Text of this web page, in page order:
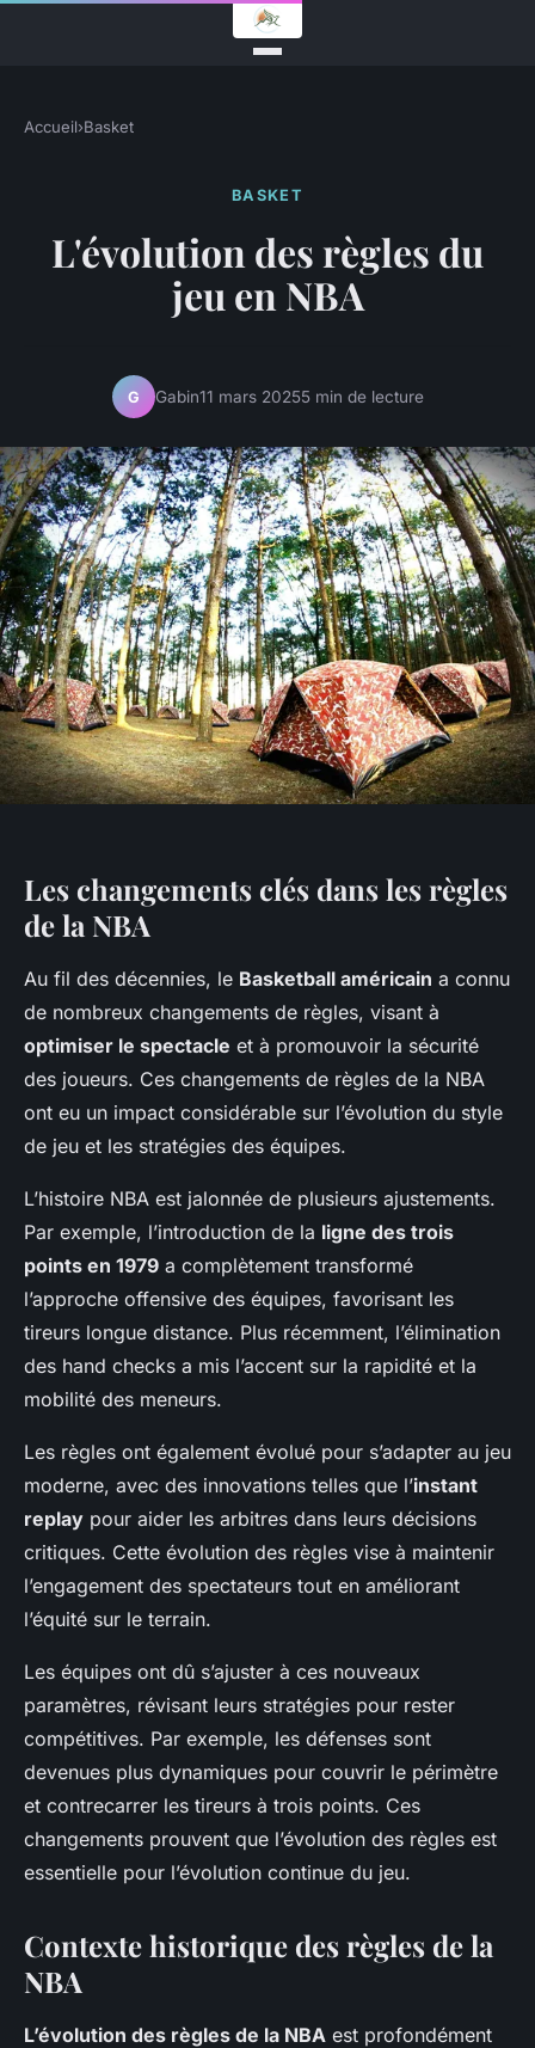
Accueil›Basket
BASKET
L'évolution des règles du
jeu en NBA
G Gabin11 mars 20255 min de lecture
Les changements clés dans les règles
de la NBA
Au fil des décennies, le Basketball américain a connu
de nombreux changements de règles, visant à
optimiser le spectacle et à promouvoir la sécurité
des joueurs. Ces changements de règles de la NBA
ont eu un impact considérable sur l’évolution du style
de jeu et les stratégies des équipes.
L’histoire NBA est jalonnée de plusieurs ajustements.
Par exemple, l’introduction de la ligne des trois
points en 1979 a complètement transformé
l’approche offensive des équipes, favorisant les
tireurs longue distance. Plus récemment, l’élimination
des hand checks a mis l’accent sur la rapidité et la
mobilité des meneurs.
Les règles ont également évolué pour s’adapter au jeu
moderne, avec des innovations telles que l’instant
replay pour aider les arbitres dans leurs décisions
critiques. Cette évolution des règles vise à maintenir
l’engagement des spectateurs tout en améliorant
l’équité sur le terrain.
Les équipes ont dû s’ajuster à ces nouveaux
paramètres, révisant leurs stratégies pour rester
compétitives. Par exemple, les défenses sont
devenues plus dynamiques pour couvrir le périmètre
et contrecarrer les tireurs à trois points. Ces
changements prouvent que l’évolution des règles est
essentielle pour l’évolution continue du jeu.
Contexte historique des règles de la
NBA
L’évolution des règles de la NBA est profondément